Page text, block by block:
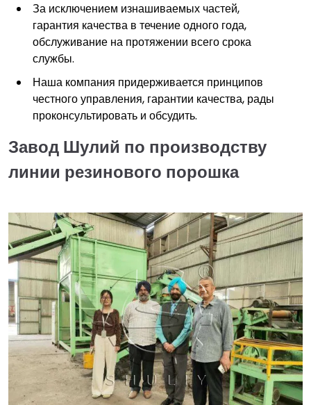
За исключением изнашиваемых частей,
гарантия качества в течение одного года,
обслуживание на протяжении всего срока
службы.
Наша компания придерживается принципов
честного управления, гарантии качества, рады
проконсультировать и обсудить.
Завод Шулий по производству
линии резинового порошка